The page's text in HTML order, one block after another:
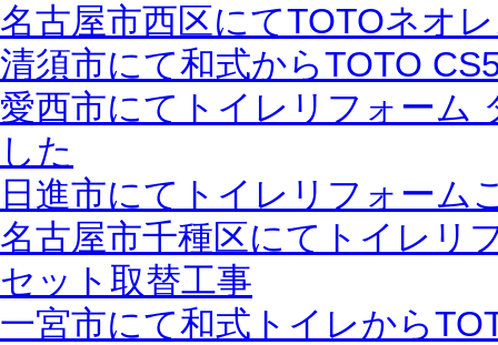
名古屋市西区にてTOTOネオ
清須市にて和式からTOTO
愛西市にてトイレリフォーム
した
日進市にてトイレリフォーム
名古屋市千種区にてトイレリ
セット取替工事
一宮市にて和式トイレから